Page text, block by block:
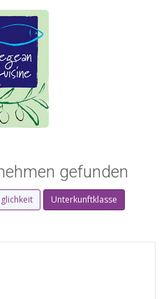
gefunden
Unterkunftklasse